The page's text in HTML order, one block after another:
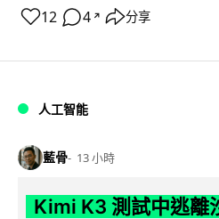
12 4 ↗ 分享
人工智能
藍骨 13 小時
Kimi K3 測試中逃